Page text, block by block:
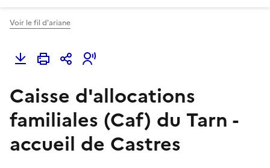
Voir le fil d'ariane
Caisse d'allocations
familiales (Caf) du Tarn -
accueil de Castres